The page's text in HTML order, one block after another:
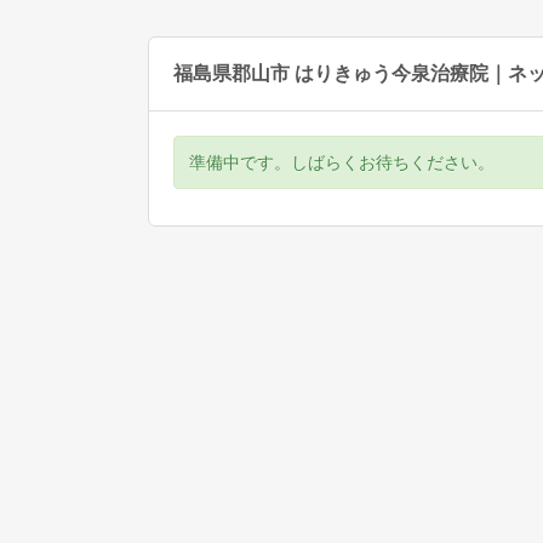
福島県郡山市 はりきゅう今泉治療院｜ネ
準備中です。しばらくお待ちください。